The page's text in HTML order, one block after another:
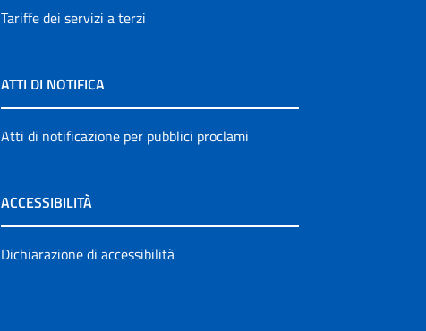
Tariffe dei servizi a terzi
ATTI DI NOTIFICA
Atti di notificazione per pubblici proclami
ACCESSIBILITÀ
Dichiarazione di accessibilità